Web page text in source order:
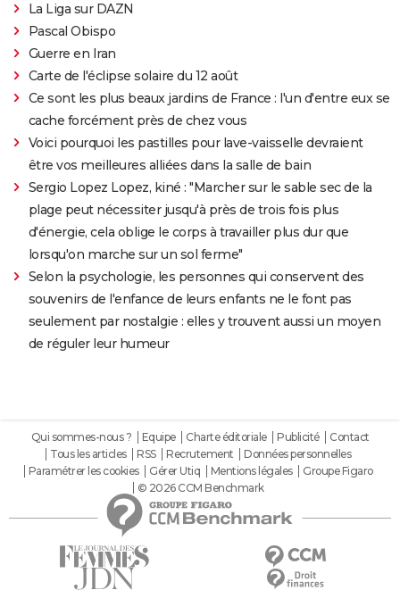
La Liga sur DAZN
Pascal Obispo
Guerre en Iran
Carte de l'éclipse solaire du 12 août
Ce sont les plus beaux jardins de France : l'un d'entre eux se
cache forcément près de chez vous
Voici pourquoi les pastilles pour lave-vaisselle devraient
être vos meilleures alliées dans la salle de bain
Sergio Lopez Lopez, kiné : "Marcher sur le sable sec de la
plage peut nécessiter jusqu'à près de trois fois plus
d'énergie, cela oblige le corps à travailler plus dur que
lorsqu'on marche sur un sol ferme"
Selon la psychologie, les personnes qui conservent des
souvenirs de l'enfance de leurs enfants ne le font pas
seulement par nostalgie : elles y trouvent aussi un moyen
de réguler leur humeur
Qui sommes-nous ? Equipe Charte éditoriale Publicité
Contact
Tous les articles
RSS Recrutement
Données personnelles
Paramétrer les cookies
Gérer Utiq Mentions légales
Groupe Figaro
© 2026 CCM Benchmark